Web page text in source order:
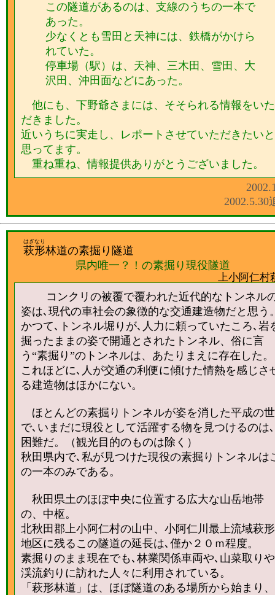
この隧道があるのは、支線のうちの一本で
あった。
少なくとも雪田と天神には、鉄橋がかけら
れていた。
停車場（駅）は、天神、三木田、雪田、大
沢田、沖田面などにあった。
他にも、下野爺さまには、そそられる情報をいた
だきました。
近いうちに実走し、レポートさせていただきたいと
思ってます。
重ね重ね、情報提供ありがとうございました。
2002.5.30
萩形
はぎなり
林道の素掘り隧道
県内唯一？！の素掘り現役隧道
上小阿仁村
コンクリの被覆で覆われた近代的なトンネル
姿は､現代の車社会の象徴的な交通建造物だと思う
かつて､トンネル堀りが､人力に頼っていたころ､岩
掘ったままの姿で開通とされたトンネル、俗に言
う“素掘り”のトンネルは、あたりまえに存在した。
これほどに､人が交通の利便に傾けた情熱を感じさ
る建造物はほかにない。
ほとんどの素掘りトンネルが姿を消した平成の世
で､いまだに現役として活躍する物を見つけるのは､
困難だ。（観光目的のものは除く）
秋田県内で､私が見つけた現役の素掘りトンネルは
の一本のみである。
秋田県土のほぼ中央に位置する広大な山岳地帯
の、中枢。
北秋田郡上小阿仁村の山中、小阿仁川最上流域萩形
地区に残るこの隧道の延長は､僅か２０ｍ程度。
素掘りのまま現在でも､林業関係車両や､山菜取りや
渓流釣りに訪れた人々に利用されている。
「萩形林道」は、ほぼ隧道のある場所から始まり、